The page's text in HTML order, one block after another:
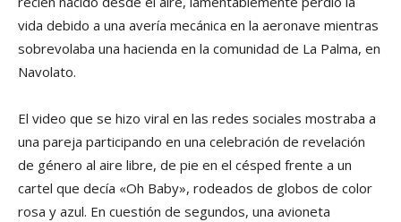
vida debido a una avería mecánica en la aeronave mientras
sobrevolaba una hacienda en la comunidad de La Palma, en
Navolato.
El video que se hizo viral en las redes sociales mostraba a
una pareja participando en una celebración de revelación
de género al aire libre, de pie en el césped frente a un
cartel que decía «Oh Baby», rodeados de globos de color
rosa y azul. En cuestión de segundos, una avioneta